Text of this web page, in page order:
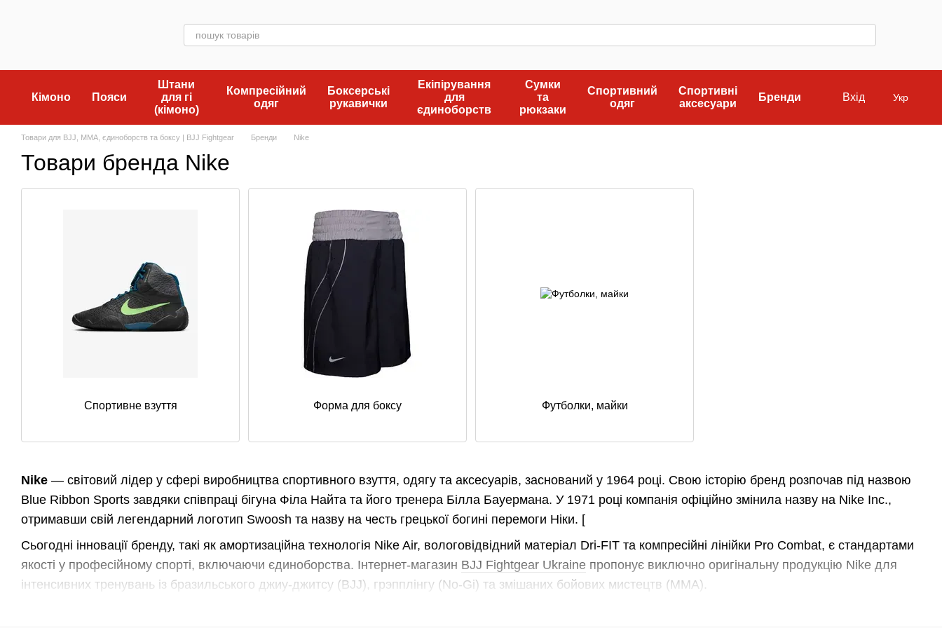
Кімоно Пояси
Штани
для гі
(кімоно)
Компресійний
одяг
Боксерські
рукавички
Екіпірування
для
єдиноборств
Сумки
та
рюкзаки
Спортивний
одяг
Спортивні
аксесуари
Бренди Вхід Укр
Товари для BJJ, MMA, єдиноборств та боксу | BJJ Fightgear Бренди Nike
Товари бренда Nike
Nike — світовий лідер у сфері виробництва спортивного взуття, одягу та аксесуарів, заснований у 1964 році. Свою історію бренд розпочав під назвою
Blue Ribbon Sports завдяки співпраці бігуна Філа Найта та його тренера Білла Бауермана. У 1971 році компанія офіційно змінила назву на Nike Inc.,
отримавши свій легендарний логотип Swoosh та назву на честь грецької богині перемоги Ніки. [
Сьогодні інновації бренду, такі як амортизаційна технологія Nike Air, вологовідвідний матеріал Dri-FIT та компресійні лінійки Pro Combat, є стандартами
якості у професійному спорті, включаючи єдиноборства. Інтернет-магазин BJJ Fightgear Ukraine пропонує виключно оригінальну продукцію Nike для
інтенсивних тренувань із бразильського джиу-джитсу (BJJ), грэпплінгу (No-Gi) та змішаних бойових мистецтв (MMA).
Спортивне взуття Форма для боксу Футболки, майки